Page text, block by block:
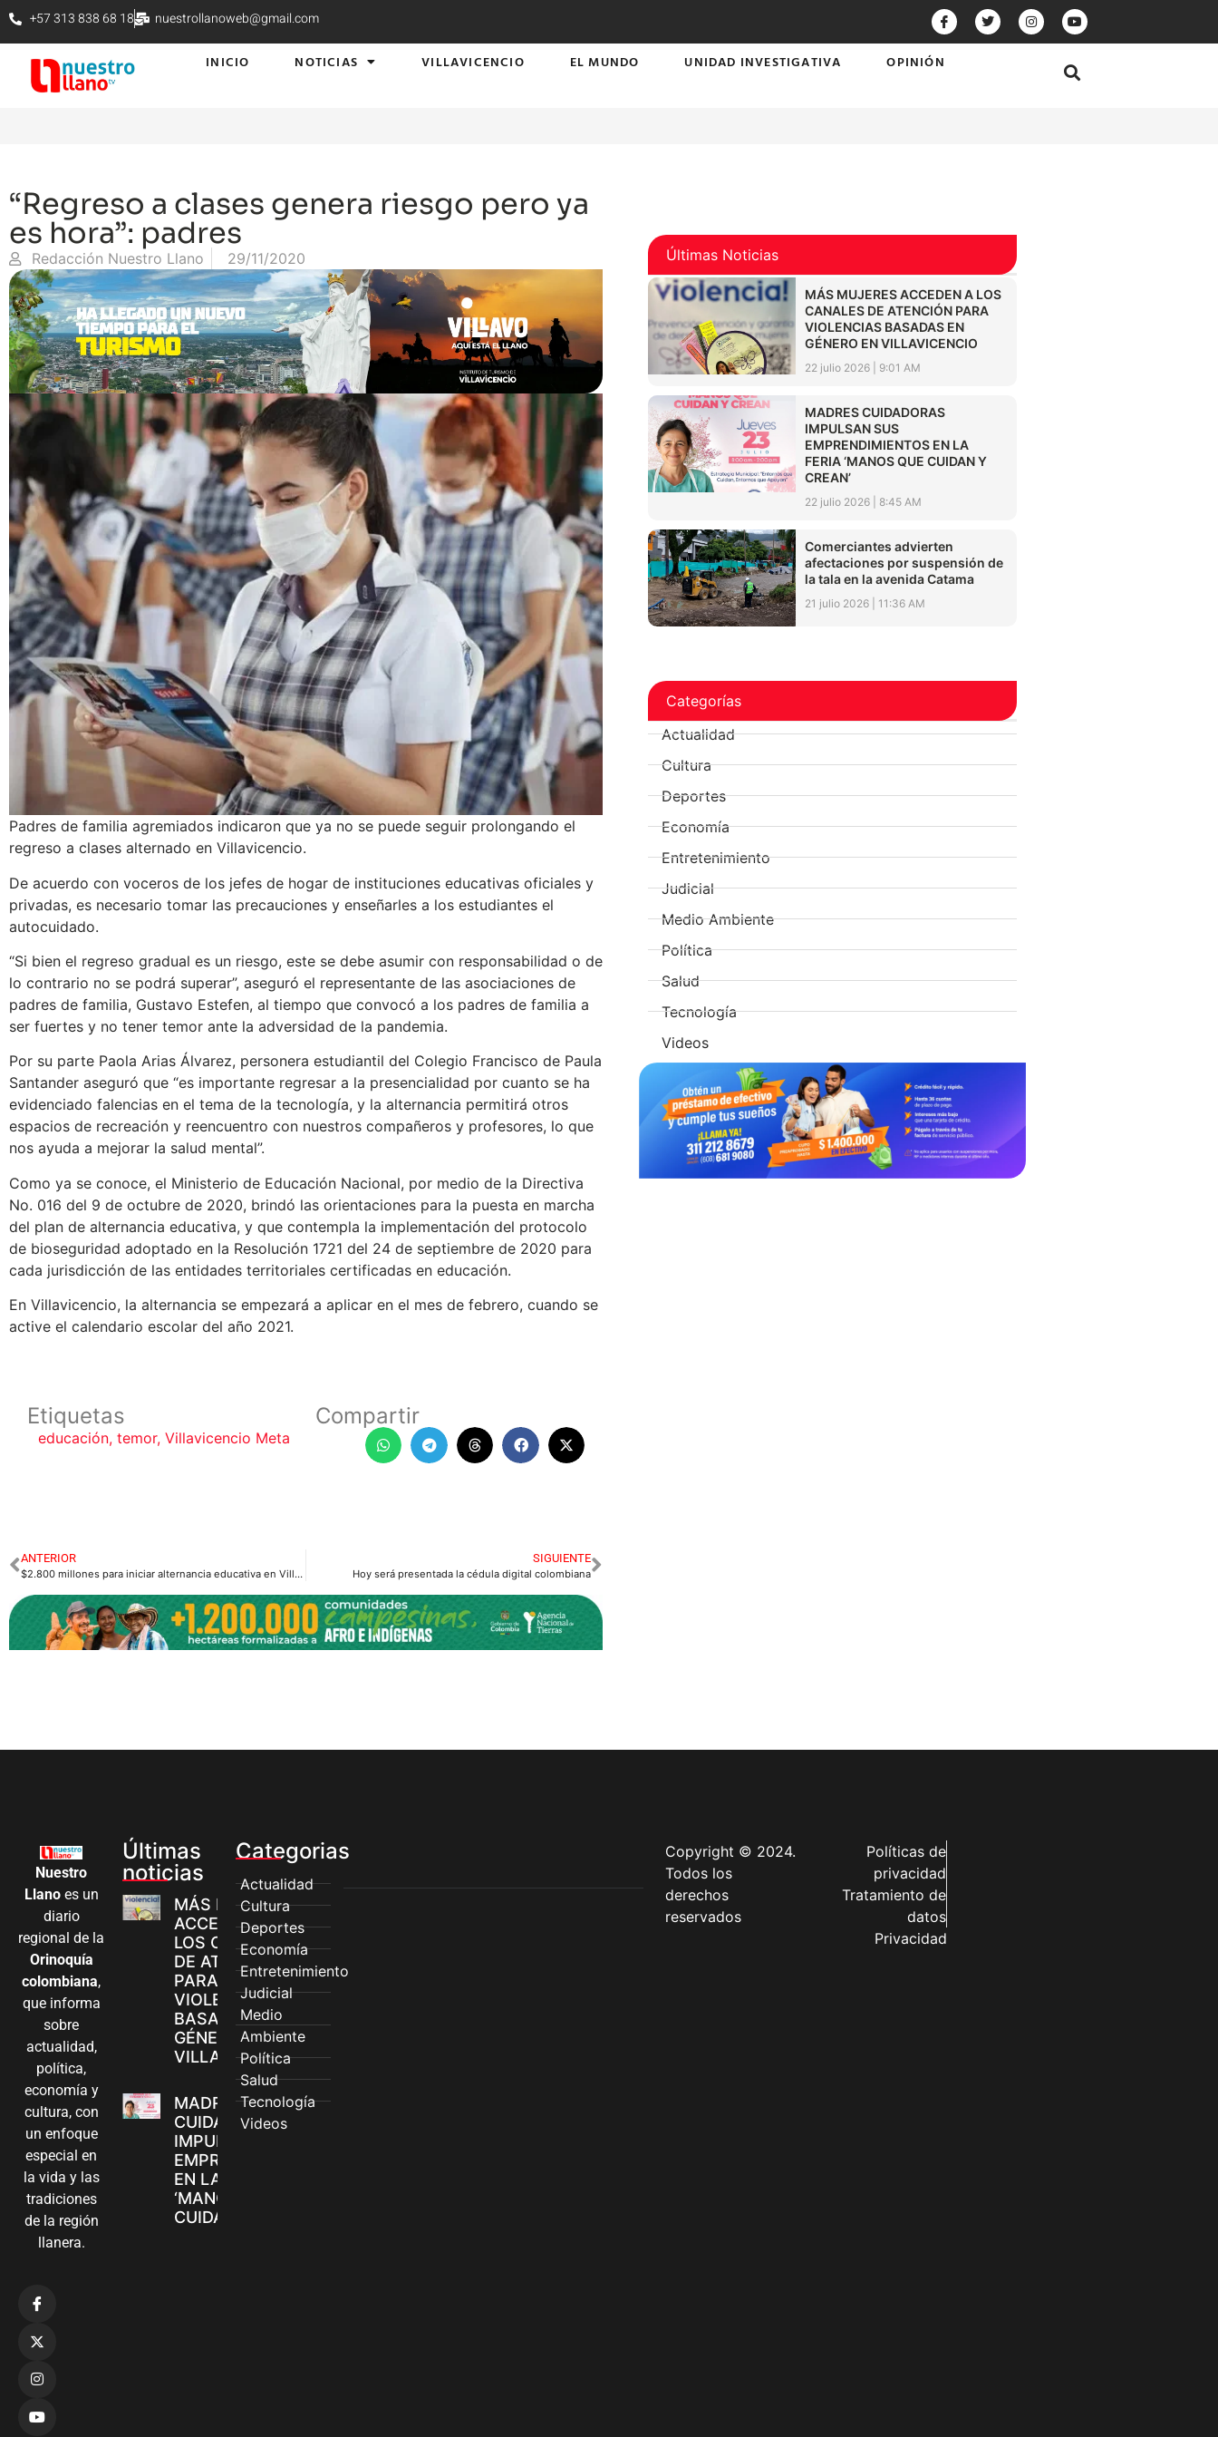
+57 313 838 68 18 nuestrollanoweb@gmail.com
INICIO NOTICIAS VILLAVICENCIO EL MUNDO UNIDAD INVESTIGATIVA OPINIÓN
“Regreso a clases genera riesgo pero ya
es hora”: padres
Redacción Nuestro Llano 29/11/2020
Padres de familia agremiados indicaron que ya no se puede seguir prolongando el
regreso a clases alternado en Villavicencio.
De acuerdo con voceros de los jefes de hogar de instituciones educativas oficiales y
privadas, es necesario tomar las precauciones y enseñarles a los estudiantes el
autocuidado.
“Si bien el regreso gradual es un riesgo, este se debe asumir con responsabilidad o de
lo contrario no se podrá superar”, aseguró el representante de las asociaciones de
padres de familia, Gustavo Estefen, al tiempo que convocó a los padres de familia a
ser fuertes y no tener temor ante la adversidad de la pandemia.
Por su parte Paola Arias Álvarez, personera estudiantil del Colegio Francisco de Paula
Santander aseguró que “es importante regresar a la presencialidad por cuanto se ha
evidenciado falencias en el tema de la tecnología, y la alternancia permitirá otros
espacios de recreación y reencuentro con nuestros compañeros y profesores, lo que
nos ayuda a mejorar la salud mental”.
Como ya se conoce, el Ministerio de Educación Nacional, por medio de la Directiva
No. 016 del 9 de octubre de 2020, brindó las orientaciones para la puesta en marcha
del plan de alternancia educativa, y que contempla la implementación del protocolo
de bioseguridad adoptado en la Resolución 1721 del 24 de septiembre de 2020 para
cada jurisdicción de las entidades territoriales certificadas en educación.
En Villavicencio, la alternancia se empezará a aplicar en el mes de febrero, cuando se
active el calendario escolar del año 2021.
Etiquetas
educación, temor, Villavicencio Meta
Compartir
ANTERIOR
$2.800 millones para iniciar alternancia educativa en Villavicencio
SIGUIENTE
Hoy será presentada la cédula digital colombiana
Últimas Noticias
MÁS MUJERES ACCEDEN A LOS
CANALES DE ATENCIÓN PARA
VIOLENCIAS BASADAS EN
GÉNERO EN VILLAVICENCIO
22 julio 2026 9:01 AM
MADRES CUIDADORAS
IMPULSAN SUS
EMPRENDIMIENTOS EN LA
FERIA ‘MANOS QUE CUIDAN Y
CREAN’
22 julio 2026 8:45 AM
Comerciantes advierten
afectaciones por suspensión de
la tala en la avenida Catama
21 julio 2026 11:36 AM
Categorías
Actualidad
Cultura
Deportes
Economía
Entretenimiento
Judicial
Medio Ambiente
Política
Salud
Tecnología
Videos
Nuestro
Llanoes un
diario
regional de la
Orinoquía
colombiana,
que informa
sobre
actualidad,
política,
economía y
cultura, con
un enfoque
especial en
la vida y las
tradiciones
de la región
llanera.
Últimas
noticias
MÁS MUJERES
ACCEDEN A
LOS CANALES
DE ATENCIÓN
PARA
VIOLENCIAS
BASADAS EN
GÉNERO EN
VILLAVICENCIO
MADRES
CUIDADORAS
IMPULSAN SUS
EMPRENDIMIENTOS
EN LA FERIA
‘MANOS QUE
CUIDAN Y CREAN’
Categorias
Actualidad
Cultura
Deportes
Economía
Entretenimiento
Judicial
Medio
Ambiente
Política
Salud
Tecnología
Videos
Copyright © 2024.
Todos los
derechos
reservados
Políticas de
privacidad
Tratamiento de
datos
Privacidad